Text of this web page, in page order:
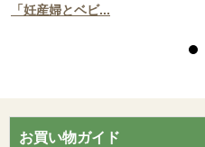
「妊産婦とベビ...
お買い物ガイド